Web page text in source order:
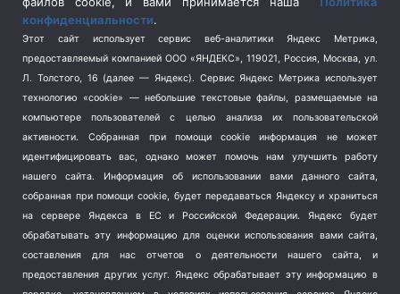
Спорт (740)
Терроризм (1)
Транспорт (262)
Туризм (178)
Флот (76)
Школа и спорт (2)
Экология (8)
Экономика (1172)
конфиденциальности.
Этот сайт использует сервис веб-аналитики Яндекс Метрика,
предоставляемый компанией ООО «ЯНДЕКС», 119021, Россия, Москва, ул.
Л. Толстого, 16 (далее — Яндекс). Сервис Яндекс Метрика использует
технологию «cookie» — небольшие текстовые файлы, размещаемые на
компьютере пользователей с целью анализа их пользовательской
активности.
Собранная при помощи cookie информация не может
идентифицировать вас, однако может помочь нам улучшить работу
нашего сайта. Информация об использовании вами данного сайта,
собранная при помощи cookie, будет передаваться Яндексу и храниться
на сервере Яндекса в ЕС и Российской Федерации. Яндекс будет
обрабатывать эту информацию для оценки использования вами сайта,
составления для нас отчетов о деятельности нашего сайта, и
предоставления других услуг. Яндекс обрабатывает эту информацию в